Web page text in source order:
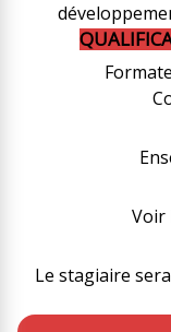
Voir
Le stagiaire